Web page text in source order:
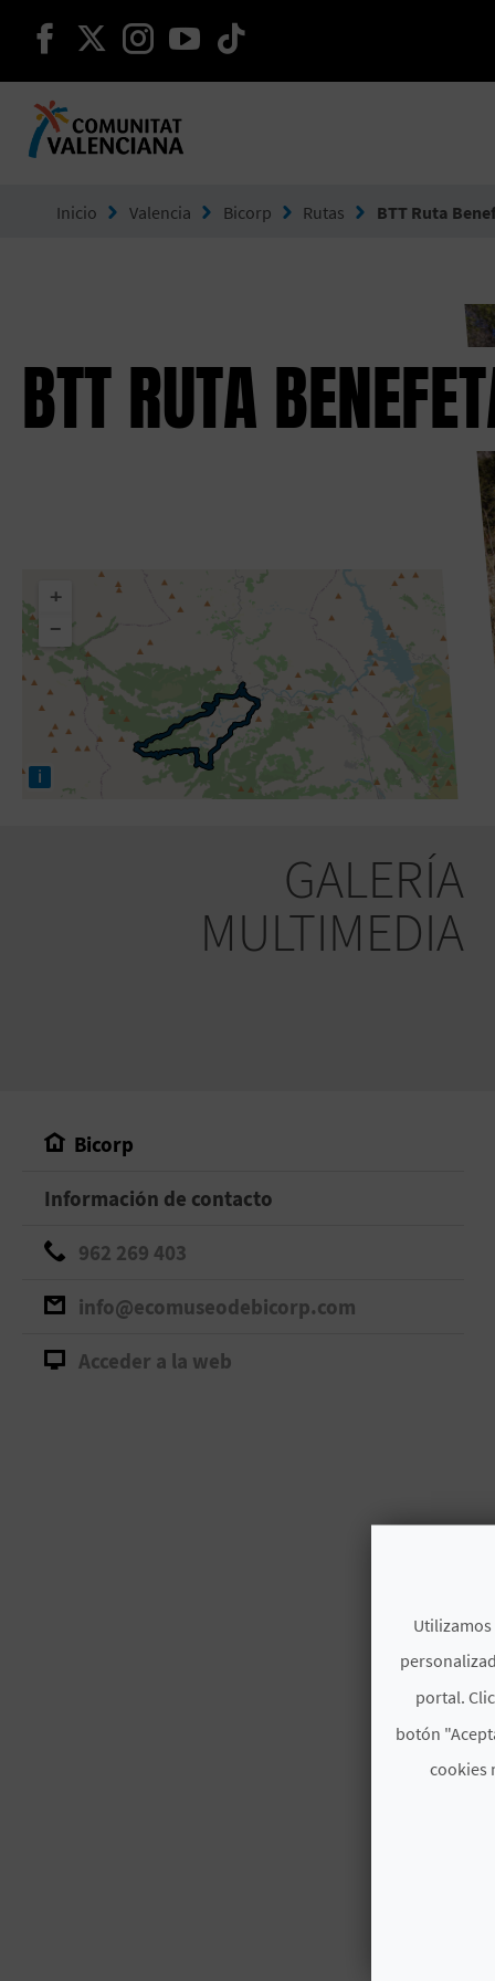
seguir en facebook
seguir en twitter
seguir en instagram
seguir en youtube
Inicio Valencia Bicorp Rutas BTT Ruta
BTT RUTA
+
−
i
GALERÍA
MULTIMEDIA
Bicorp
Información de contacto
962 269 403
info@ecomuseodebicorp.com
Acceder a la web
portal.
botón
cookies